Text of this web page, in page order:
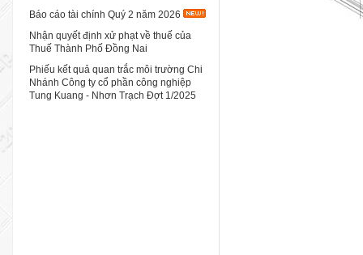
Báo cáo tài chính Quý 2 năm 2026
Nhận quyết định xử phạt về thuế của
Thuế Thành Phố Đồng Nai
Phiếu kết quả quan trắc môi trường Chi
Nhánh Công ty cổ phần công nghiệp
Tung Kuang - Nhơn Trạch Đợt 1/2025